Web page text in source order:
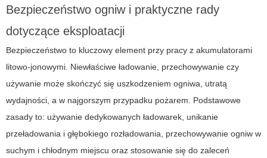
Bezpieczeństwo ogniw i praktyczne rady
dotyczące eksploatacji
Bezpieczeństwo to kluczowy element przy pracy z akumulatorami
litowo-jonowymi. Niewłaściwe ładowanie, przechowywanie czy
używanie może skończyć się uszkodzeniem ogniwa, utratą
wydajności, a w najgorszym przypadku pożarem. Podstawowe
zasady to: używanie dedykowanych ładowarek, unikanie
przeładowania i głębokiego rozładowania, przechowywanie ogniw w
suchym i chłodnym miejscu oraz stosowanie się do zaleceń